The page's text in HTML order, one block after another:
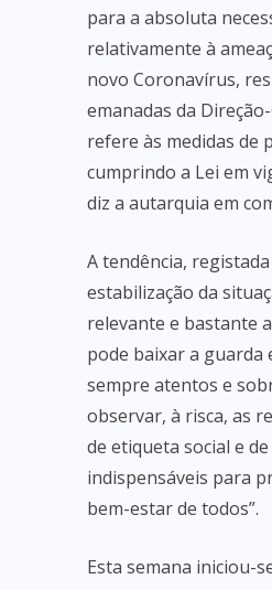
para a absoluta
relativamente à
novo Coronavírus,
emanadas da
refere às medidas de
cumprindo a Lei em
diz a autarquia em
A tendência,
estabilização da
relevante e bastante
pode baixar a guarda
sempre atentos e
observar, à risca, as
de etiqueta social e
indispensáveis para
bem-estar de todos”.
Esta semana iniciou-